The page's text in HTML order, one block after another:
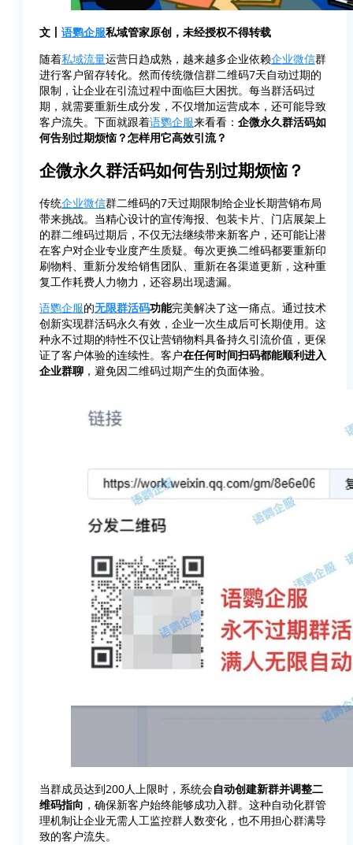
文丨 语鹦企服私域管家原创，未经授权不得转载
随着私域流量运营日趋成熟，越来越多企业依赖企业微信群
进行客户留存转化。然而传统微信群二维码7天自动过期的
限制，让企业在引流过程中面临巨大困扰。每当群活码过
期，就需要重新生成分发，不仅增加运营成本，还可能导致
客户流失。下面就跟着语鹦企服来看看： 企微永久群活码如
何告别过期烦恼？怎样用它高效引流？
企微永久群活码如何告别过期烦恼？
传统企业微信群二维码的7天过期限制给企业长期营销布局
带来挑战。当精心设计的宣传海报、包装卡片、门店展架上
的群二维码过期后，不仅无法继续带来新客户，还可能让潜
在客户对企业专业度产生质疑。每次更换二维码都要重新印
刷物料、重新分发给销售团队、重新在各渠道更新，这种重
复工作耗费人力物力，还容易出现遗漏。
语鹦企服的无限群活码功能完美解决了这一痛点。通过技术
创新实现群活码永久有效，企业一次生成后可长期使用。这
种永不过期的特性不仅让营销物料具备持久引流价值，更保
证了客户体验的连续性。客户在任何时间扫码都能顺利进入
企业群聊 ，避免因二维码过期产生的负面体验。
当群成员达到200人上限时，系统会自动创建新群并调整二
维码指向 ，确保新客户始终能够成功入群。这种自动化群管
理机制让企业无需人工监控群人数变化，也不用担心群满导
致的客户流失。